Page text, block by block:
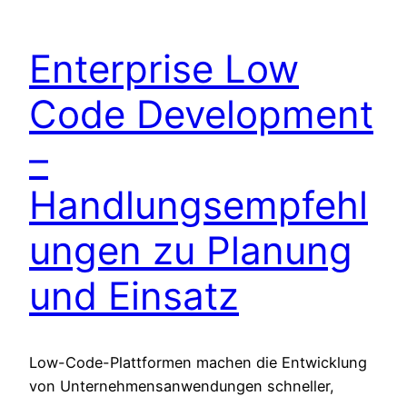
Enterprise Low
Code Development
–
Handlungsempfehl
ungen zu Planung
und Einsatz
Low-Code-Plattformen machen die Entwicklung
von Unternehmensanwendungen schneller,